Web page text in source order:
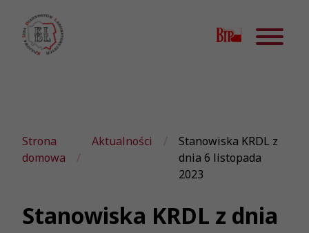
Strona
domowa
Aktualności
Stanowiska KRDL z
dnia 6 listopada
2023
Stanowiska KRDL z dnia